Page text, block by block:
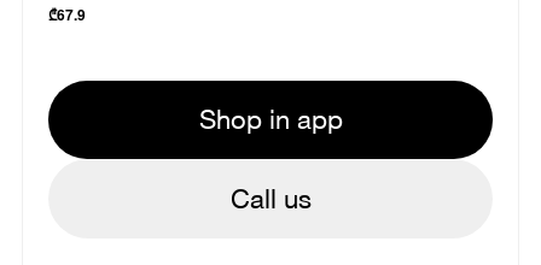
₾67.9
Shop in app
Call us